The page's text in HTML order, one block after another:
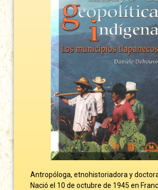
Antropóloga, etnohistoriadora y
Nació el 10 de octubre de 1945 en